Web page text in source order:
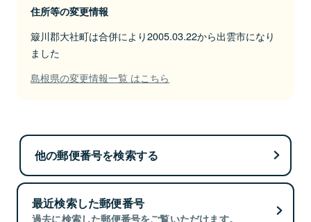
住所等の変更情報
簸川郡大社町は合併により2005.03.22から出雲市になり
ました
島根県の変更情報一覧 はこちら
他の郵便番号を検索する
最近検索した郵便番号
過去に検索した郵便番号をご覧いただけます。